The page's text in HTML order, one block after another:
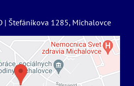
| Štefánikova 1285, Michalovce